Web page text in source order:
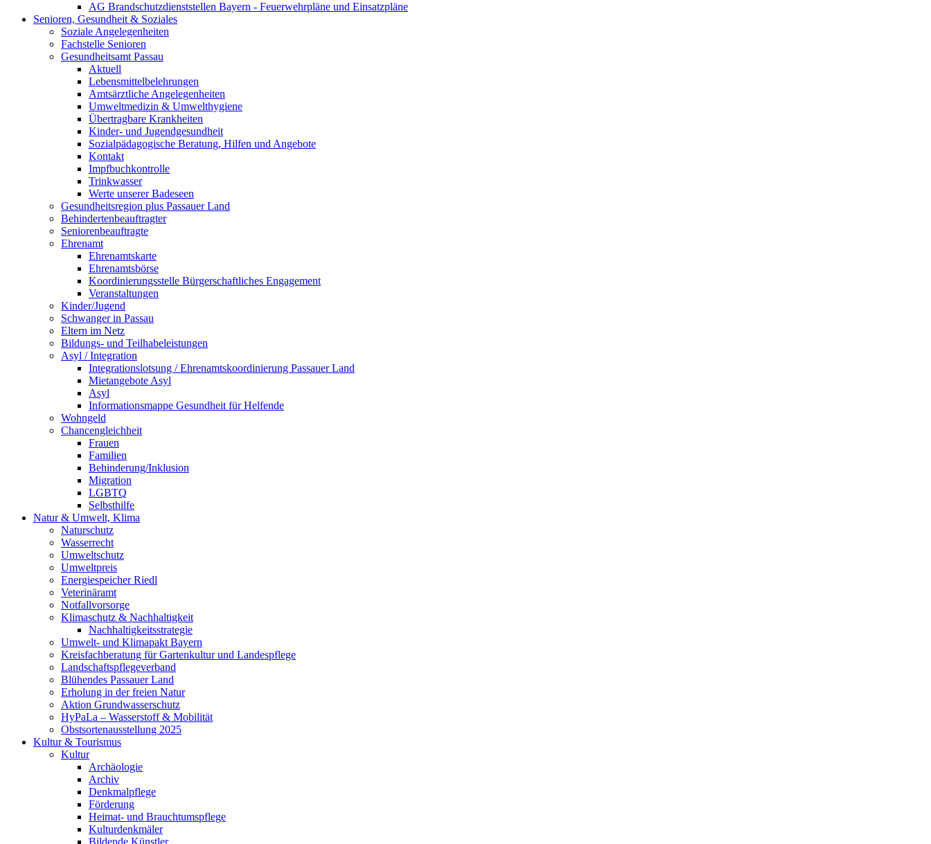
AG Brandschutzdienststellen Bayern - Feuerwehrpläne und Einsatzpläne
Senioren, Gesundheit & Soziales
Soziale Angelegenheiten
Fachstelle Senioren
Gesundheitsamt Passau
Aktuell
Lebensmittelbelehrungen
Amtsärztliche Angelegenheiten
Umweltmedizin & Umwelthygiene
Übertragbare Krankheiten
Kinder- und Jugendgesundheit
Sozialpädagogische Beratung, Hilfen und Angebote
Kontakt
Impfbuchkontrolle
Trinkwasser
Werte unserer Badeseen
Gesundheitsregion plus Passauer Land
Behindertenbeauftragter
Seniorenbeauftragte
Ehrenamt
Ehrenamtskarte
Ehrenamtsbörse
Koordinierungsstelle Bürgerschaftliches Engagement
Veranstaltungen
Kinder/Jugend
Schwanger in Passau
Eltern im Netz
Bildungs- und Teilhabeleistungen
Asyl / Integration
Integrationslotsung / Ehrenamtskoordinierung Passauer Land
Mietangebote Asyl
Asyl
Informationsmappe Gesundheit für Helfende
Wohngeld
Chancengleichheit
Frauen
Familien
Behinderung/Inklusion
Migration
LGBTQ
Selbsthilfe
Natur & Umwelt, Klima
Naturschutz
Wasserrecht
Umweltschutz
Umweltpreis
Energiespeicher Riedl
Veterinäramt
Notfallvorsorge
Klimaschutz & Nachhaltigkeit
Nachhaltigkeitsstrategie
Umwelt- und Klimapakt Bayern
Kreisfachberatung für Gartenkultur und Landespflege
Landschaftspflegeverband
Blühendes Passauer Land
Erholung in der freien Natur
Aktion Grundwasserschutz
HyPaLa – Wasserstoff & Mobilität
Obstsortenausstellung 2025
Kultur & Tourismus
Kultur
Archäologie
Archiv
Denkmalpflege
Förderung
Heimat- und Brauchtumspflege
Kulturdenkmäler
Bildende Künstler